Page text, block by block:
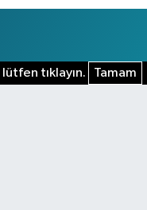
tıklayın. Tamam